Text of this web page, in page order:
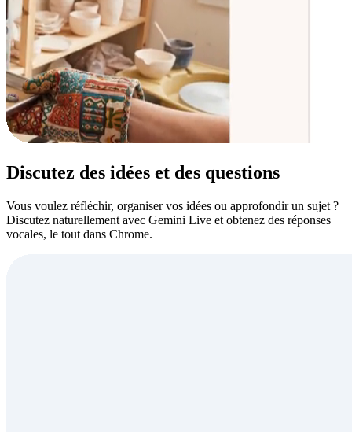
Discutez des idées et des questions
Vous voulez réfléchir, organiser vos idées ou approfondir un sujet ?
Discutez naturellement avec Gemini Live et obtenez des réponses
vocales, le tout dans Chrome.